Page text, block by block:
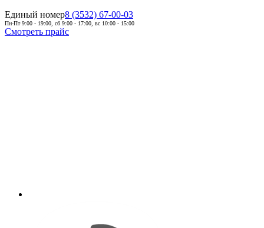
Единый номер8 (3532) 67-00-03
Пн-Пт 9:00 - 19:00, сб 9:00 - 17:00, вс 10:00 - 15:00
Смотреть прайс